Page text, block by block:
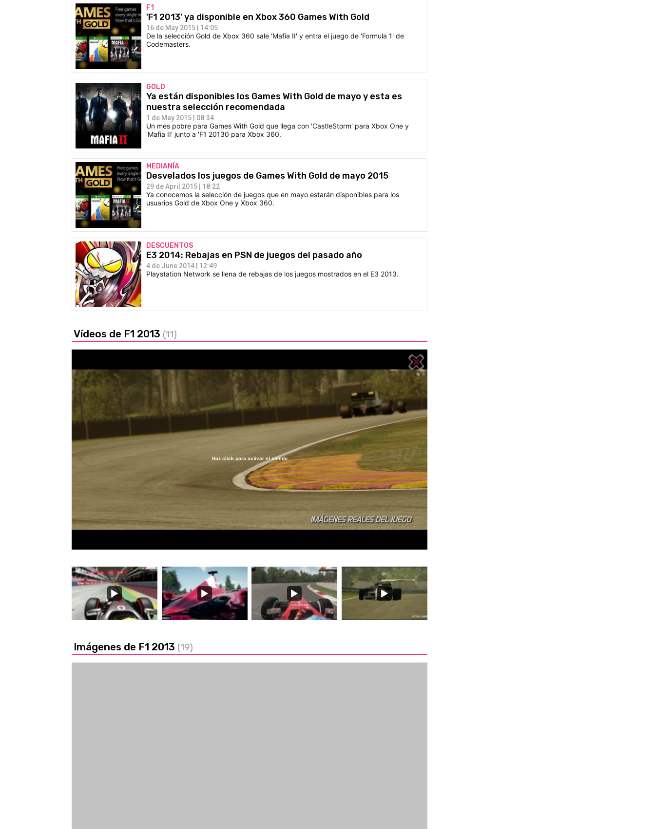
F1
'F1 2013' ya disponible en Xbox 360 Games With Gold
16 de May 2015 | 14:05
De la selección Gold de Xbox 360 sale 'Mafia II' y entra el juego de 'Formula 1' de
Codemasters.
GOLD
Ya están disponibles los Games With Gold de mayo y esta es
nuestra selección recomendada
1 de May 2015 | 08:34
Un mes pobre para Games With Gold que llega con 'CastleStorm' para Xbox One y
'Mafia II' junto a 'F1 20130 para Xbox 360.
MEDIANÍA
Desvelados los juegos de Games With Gold de mayo 2015
29 de April 2015 | 18:22
Ya conocemos la selección de juegos que en mayo estarán disponibles para los
usuarios Gold de Xbox One y Xbox 360.
DESCUENTOS
E3 2014: Rebajas en PSN de juegos del pasado año
4 de June 2014 | 12:49
Playstation Network se llena de rebajas de los juegos mostrados en el E3 2013.
Vídeos de F1 2013 (11)
/
26.55%
Haz click para activar el sonido
Imágenes de F1 2013 (19)